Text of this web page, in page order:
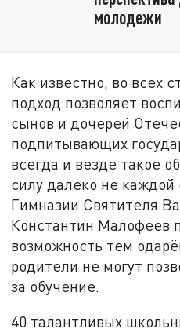
молодежи
Как известно, во всех
подход позволяет
сынов и дочерей
подпитывающих
всегда и везде такое
силу далеко не
Гимназии Святителя
Константин Малофеев
возможность тем
родители не могут
за обучение.
40 талантливых